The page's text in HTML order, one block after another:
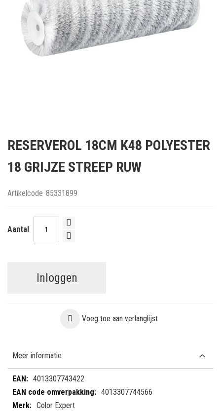
het
van
afbeeldingen-
RESERVEROL 18CM K48 POLYESTER
18 GRIJZE STREEP RUW
Artikelcode 85331899
Aantal
Inloggen
Voeg toe aan verlanglijst
Meer informatie
Meer
informatie
4013307743422
4013307744566
Color Expert